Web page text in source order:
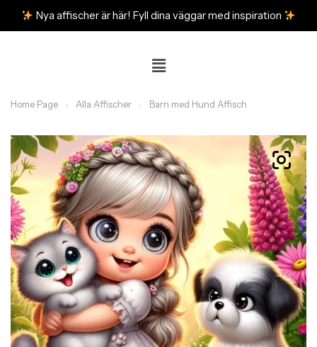
Nya affischer är här! Fyll dina väggar med inspiration
Home Page Alla Affischer Barn med Hund Affisch